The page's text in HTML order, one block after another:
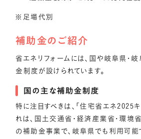
※足場代別
補助金のご紹介
省エネリフォームには、国や岐阜県・
金制度が設けられています。
国の主な補助金制度
特に注目すべきは、「住宅省エネ2025キ
れは、国土交通省・経済産業省・環境
の補助金事業で、岐阜県でも利用可能